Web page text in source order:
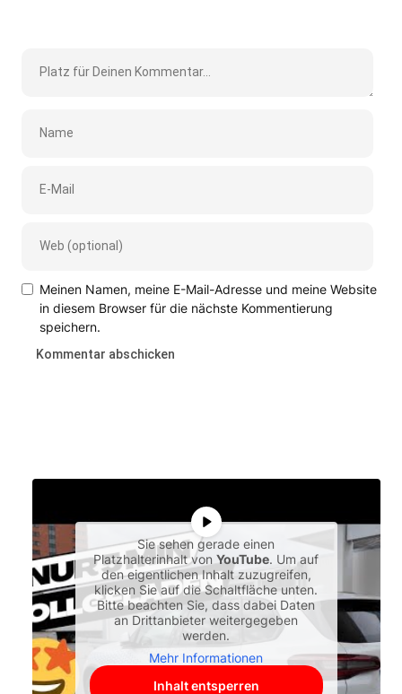
Meinen Namen, meine E-Mail-Adresse und meine Website
in diesem Browser für die nächste Kommentierung
speichern.
Sie sehen gerade einen
Platzhalterinhalt vonYouTube. Um auf
den eigentlichen Inhalt zuzugreifen,
klicken Sie auf die Schaltfläche unten.
Bitte beachten Sie, dass dabei Daten
an Drittanbieter weitergegeben
werden.
Mehr Informationen
Inhalt entsperren